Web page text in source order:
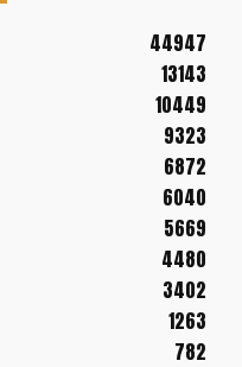
44947
13143
10449
9323
6872
6040
5669
4480
3402
1263
782